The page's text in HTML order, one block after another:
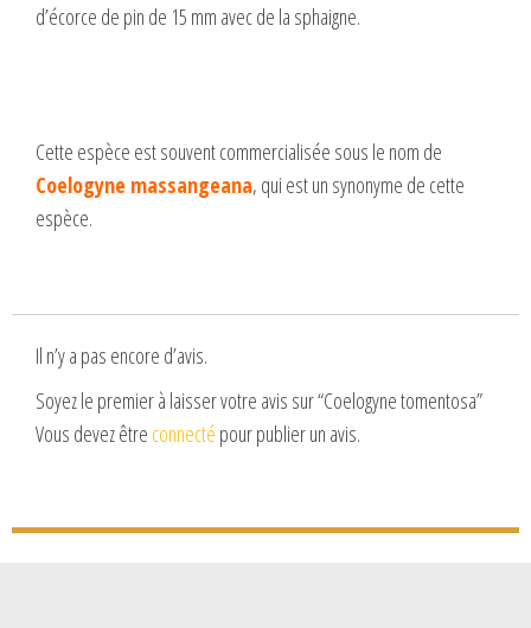
d’écorce de pin de 15 mm avec de la sphaigne.
Cette espèce est souvent commercialisée sous le nom de
Coelogyne massangeana, qui est un synonyme de cette
espèce.
Il n’y a pas encore d’avis.
Soyez le premier à laisser votre avis sur “Coelogyne tomentosa”
Vous devez être connecté pour publier un avis.